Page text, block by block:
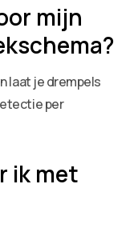
mijn
laat je drempels
per
ik met